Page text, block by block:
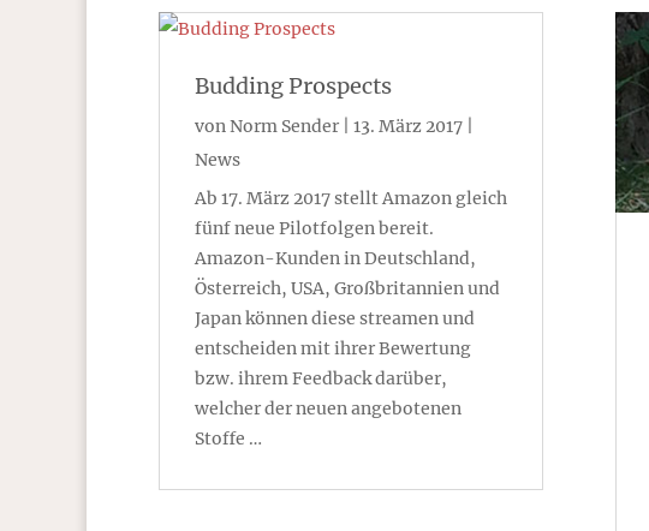
Budding Prospects
vonNorm Sender 13. März 2017
News
Ab 17. März 2017 stellt Amazon gleich
fünf neue Pilotfolgen bereit.
Amazon-Kunden in Deutschland,
Österreich, USA, Großbritannien und
Japan können diese streamen und
entscheiden mit ihrer Bewertung
bzw. ihrem Feedback darüber,
welcher der neuen angebotenen
Stoffe …